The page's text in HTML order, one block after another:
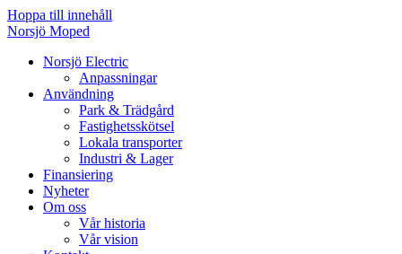
Hoppa till innehåll
Norsjö Moped
Norsjö Electric
Anpassningar
Användning
Park & Trädgård
Fastighetsskötsel
Lokala transporter
Industri & Lager
Finansiering
Nyheter
Om oss
Vår historia
Vår vision